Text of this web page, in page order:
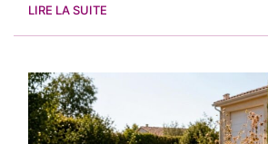
LIRE LA SUITE